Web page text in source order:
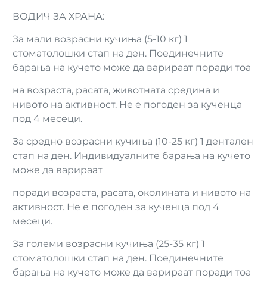
ВОДИЧ ЗА ХРАНА:
За мали возрасни кучиња (5-10 кг) 1
стоматолошки стап на ден. Поединечните
барања на кучето може да варираат поради тоа
на возраста, расата, животната средина и
нивото на активност. Не е погоден за кученца
под 4 месеци.
За средно возрасни кучиња (10-25 кг) 1 дентален
стап на ден. Индивидуалните барања на кучето
може да варираат
поради возраста, расата, околината и нивото на
активност. Не е погоден за кученца под 4
месеци.
За големи возрасни кучиња (25-35 кг) 1
стоматолошки стап на ден. Поединечните
барања на кучето може да варираат поради тоа